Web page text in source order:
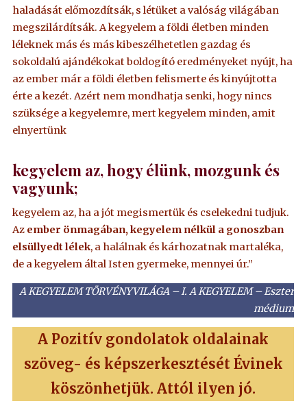
haladását előmozdítsák, s létüket a valóság világában
megszilárdítsák. A kegyelem a földi életben minden
léleknek más és más kibeszélhetetlen gazdag és
sokoldalú ajándékokat boldogító eredményeket nyújt, ha
az ember már a földi életben felismerte és kinyújtotta
érte a kezét. Azért nem mondhatja senki, hogy nincs
szüksége a kegyelemre, mert kegyelem minden, amit
elnyertünk
kegyelem az, hogy élünk, mozgunk és
vagyunk;
kegyelem az, ha a jót megismertük és cselekedni tudjuk.
Az ember önmagában, kegyelem nélkül a gonoszban
elsüllyedt lélek, a halálnak és kárhozatnak martaléka,
de a kegyelem által Isten gyermeke, mennyei úr.”
A KEGYELEM TÖRVÉNYVILÁGA – I. A KEGYELEM– Eszter
médium
A Pozitív gondolatok oldalainak
szöveg- és képszerkesztését Évinek
köszönhetjük. Attól ilyen jó.